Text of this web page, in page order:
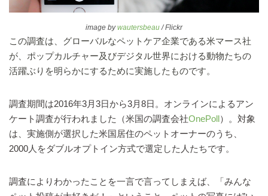
image bywautersbeau / Flickr
この調査は、グローバルなペットケア企業である米マース社
が、ポップカルチャー及びデジタル世界における動物たちの
活躍ぶりを明らかにするために実施したものです。
調査期間は2016年3月3日から3月8日。オンラインによるアン
ケート調査が行われました（米国の調査会社OnePoll）。対象
は、実施側が選択した米国居住のペットオーナーのうち、
2000人をダブルオプトイン方式で選定した人たちです。
調査によりわかったことを一言で言ってしまえば、「みんな